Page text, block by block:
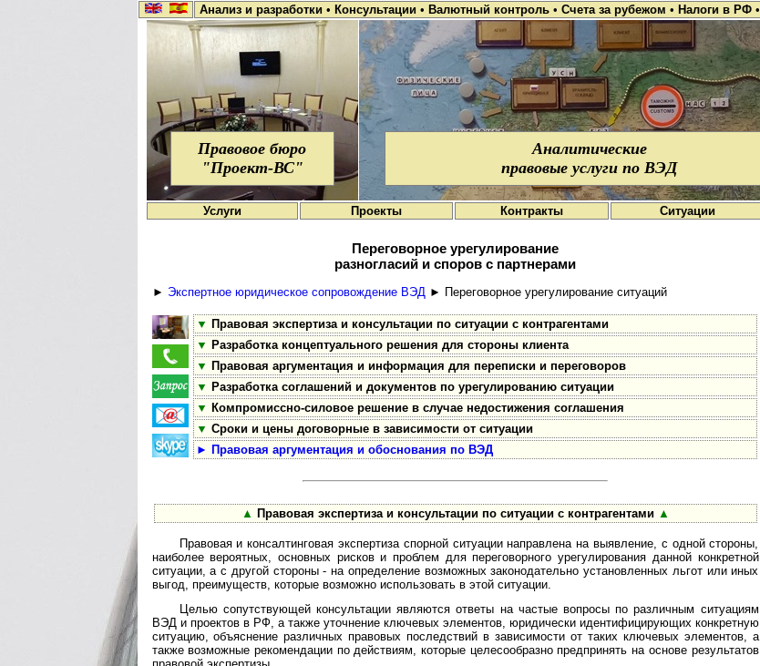
Анализ и разработки • Консультации • Валютный контроль • Счета за рубежом • Налоги в РФ •
Правовое бюро
"Проект-ВС"
Аналитические
правовые услуги по ВЭД
Услуги Проекты Контракты Ситуации
Переговорное урегулирование
разногласий и споров с партнерами
► Экспертное юридическое сопровождение ВЭД ► Переговорное урегулирование ситуаций
▼ Правовая экспертиза и консультации по ситуации с контрагентами
▼ Разработка концептуального решения для стороны клиента
▼ Правовая аргументация и информация для переписки и переговоров
▼ Разработка соглашений и документов по урегулированию ситуации
▼ Компромиссно-силовое решение в случае недостижения соглашения
▼ Сроки и цены договорные в зависимости от ситуации
► Правовая аргументация и обоснования по ВЭД
▲ Правовая экспертиза и консультации по ситуации с контрагентами ▲
Правовая и консалтинговая экспертиза спорной ситуации направлена на выявление, с одной стороны,
наиболее вероятных, основных рисков и проблем для переговорного урегулирования данной конкретной
ситуации, а с другой стороны - на определение возможных законодательно установленных льгот или иных
выгод, преимуществ, которые возможно использовать в этой ситуации.
Целью сопутствующей консультации являются ответы на частые вопросы по различным ситуациям
ВЭД и проектов в РФ, а также уточнение ключевых элементов, юридически идентифицирующих конкретную
ситуацию, объяснение различных правовых последствий в зависимости от таких ключевых элементов, а
также возможные рекомендации по действиям, которые целесообразно предпринять на основе результатов